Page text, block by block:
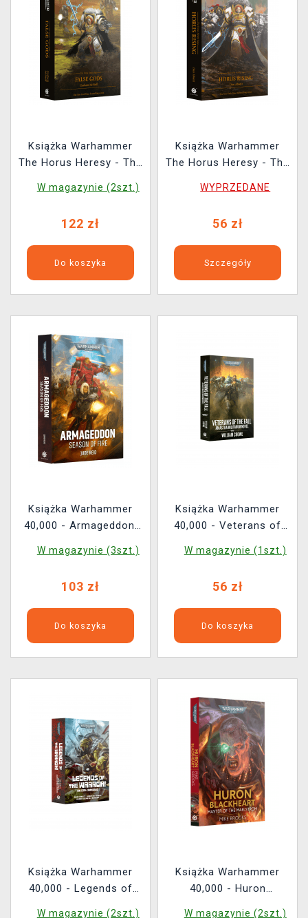
Książka Warhammer
The Horus Heresy - The
False Gods ENG
W magazynie (2szt.)
122 zł
Do koszyka
Książka Warhammer
The Horus Heresy - The
Horus Rising ENG
WYPRZEDANE
56 zł
Szczegóły
Książka Warhammer
40,000 - Armageddon:
W magazynie (3szt.)
103 zł
Do koszyka
Książka Warhammer
40,000 - Veterans of
W magazynie (1szt.)
56 zł
Do koszyka
Książka Warhammer
40,000 - Legends of
W magazynie (2szt.)
Książka Warhammer
40,000 - Huron
W magazynie (2szt.)